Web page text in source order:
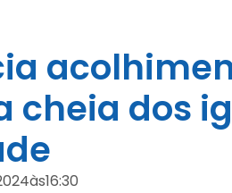
cheia dos
às16:30